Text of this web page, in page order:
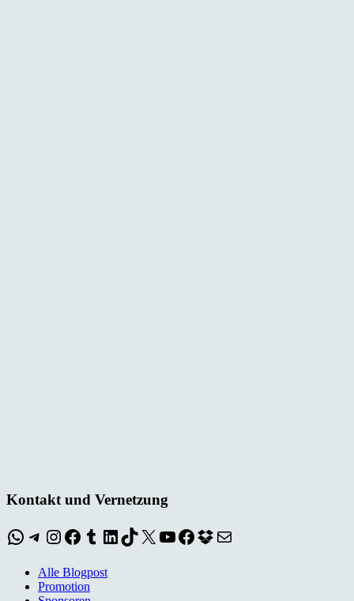
Kontakt und Vernetzung
WhatsApp
Telegram
Instagram
Facebook
Tumblr
LinkedIn
TikTok
X YouTube
Facebook
Dropbox
E-Mail
Alle Blogpost
Promotion